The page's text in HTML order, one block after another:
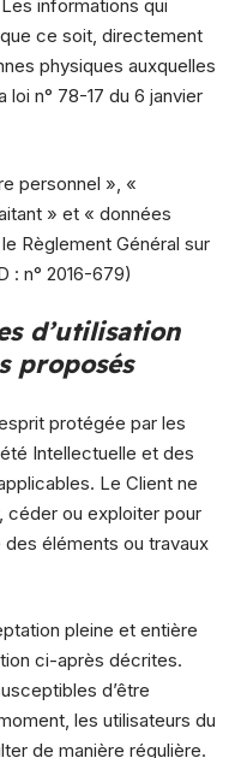
informations qui
ce soit, directement
physiques auxquelles
loi n° 78-17 du 6 janvier
personnel », «
» et « données
Règlement Général sur
: n° 2016-679)
d’utilisation
proposés
protégée par les
Intellectuelle et des
Le Client ne
céder ou exploiter pour
éléments ou travaux
pleine et entière
ci-après décrites.
d’être
les utilisateurs du
de manière régulière.